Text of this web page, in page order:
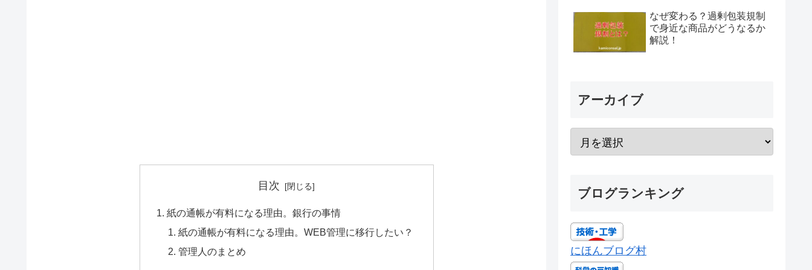
目次
紙の通帳が有料になる理由。銀行の事情
紙の通帳が有料になる理由。WEB管理に移行したい？
管理人のまとめ
なぜ変わる？過剰包装規制
で身近な商品がどうなるか
解説！
アーカイブ
ブログランキング
にほんブログ村